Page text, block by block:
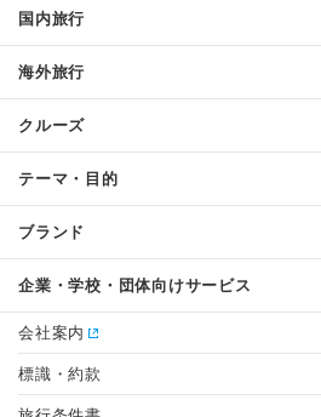
国内旅行
海外旅行
クルーズ
テーマ・目的
ブランド
企業・学校・団体向けサービス
会社案内
標識・約款